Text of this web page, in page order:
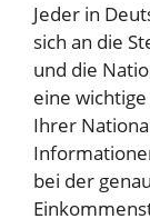
Jeder in
sich an die
und die
eine
Ihrer
bei der